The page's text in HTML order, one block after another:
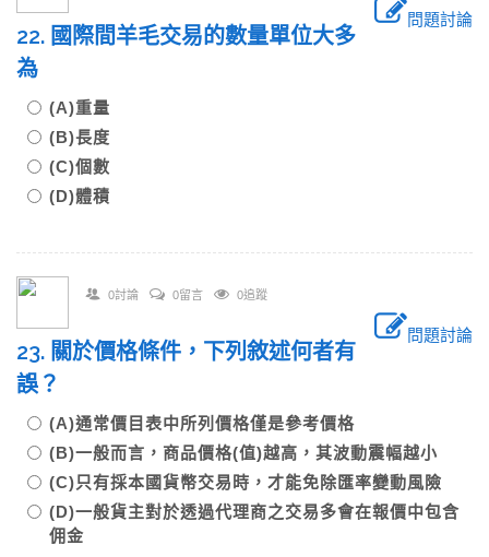
問題討論
22. 國際間羊毛交易的數量單位大多
為
(A)重量
(B)長度
(C)個數
(D)體積
0討論 0留言 0追蹤
問題討論
23. 關於價格條件，下列敘述何者有
誤？
(A)通常價目表中所列價格僅是參考價格
(B)一般而言，商品價格(值)越高，其波動震幅越小
(C)只有採本國貨幣交易時，才能免除匯率變動風險
(D)一般貨主對於透過代理商之交易多會在報價中包含
佣金